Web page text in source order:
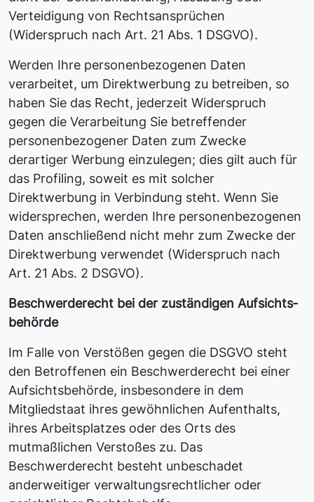
Verteidigung von Rechtsansprüchen
(Widerspruch nach Art. 21 Abs. 1 DSGVO).
Werden Ihre personenbezogenen Daten
verarbeitet, um Direktwerbung zu betreiben, so
haben Sie das Recht, jederzeit Widerspruch
gegen die Verarbeitung Sie betreffender
personenbezogener Daten zum Zwecke
derartiger Werbung einzulegen; dies gilt auch für
das Profiling, soweit es mit solcher
Direktwerbung in Verbindung steht. Wenn Sie
widersprechen, werden Ihre personenbezogenen
Daten anschließend nicht mehr zum Zwecke der
Direktwerbung verwendet (Widerspruch nach
Art. 21 Abs. 2 DSGVO).
Beschwerde­recht bei der zuständigen Aufsichts­
behörde
Im Falle von Verstößen gegen die DSGVO steht
den Betroffenen ein Beschwerderecht bei einer
Aufsichtsbehörde, insbesondere in dem
Mitgliedstaat ihres gewöhnlichen Aufenthalts,
ihres Arbeitsplatzes oder des Orts des
mutmaßlichen Verstoßes zu. Das
Beschwerderecht besteht unbeschadet
anderweitiger verwaltungsrechtlicher oder